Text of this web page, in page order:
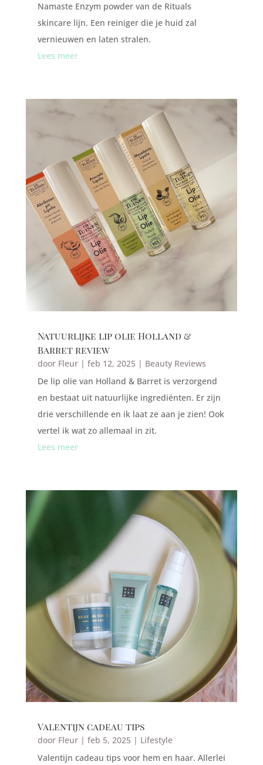
Namaste Enzym powder van de Rituals
skincare lijn. Een reiniger die je huid zal
vernieuwen en laten stralen.
Lees meer
Natuurlijke lip olie Holland &
Barret review
door Fleur| feb 12, 2025| Beauty Reviews
De lip olie van Holland & Barret is verzorgend
en bestaat uit natuurlijke ingrediënten. Er zijn
drie verschillende en ik laat ze aan je zien! Ook
vertel ik wat zo allemaal in zit.
Lees meer
Valentijn cadeau tips
door Fleur| feb 5, 2025| Lifestyle
Valentijn cadeau tips voor hem en haar. Allerlei